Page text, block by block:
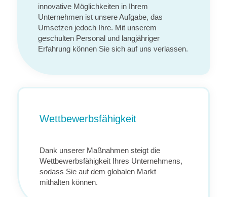
innovative Möglichkeiten in Ihrem
Unternehmen ist unsere Aufgabe, das
Umsetzen jedoch Ihre. Mit unserem
geschulten Personal und langjähriger
Erfahrung können Sie sich auf uns verlassen.
Wettbewerbsfähigkeit
Dank unserer Maßnahmen steigt die
Wettbewerbsfähigkeit Ihres Unternehmens,
sodass Sie auf dem globalen Markt
mithalten können.